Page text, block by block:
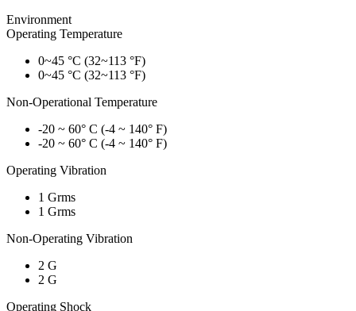
Environment
Operating Temperature
0~45 °C (32~113 °F)
0~45 °C (32~113 °F)
Non-Operational Temperature
-20 ~ 60° C (-4 ~ 140° F)
-20 ~ 60° C (-4 ~ 140° F)
Operating Vibration
1 Grms
1 Grms
Non-Operating Vibration
2 G
2 G
Operating Shock